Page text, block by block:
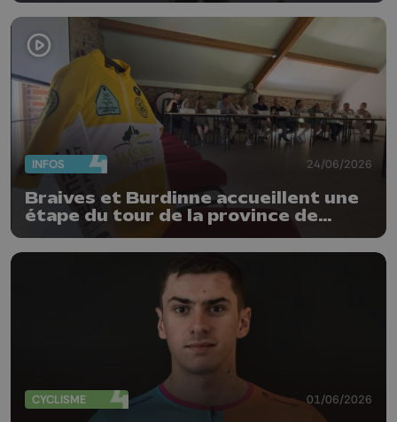
INFOS 24/06/2026
Braives et Burdinne accueillent une
étape du tour de la province de
Liège
CYCLISME 01/06/2026